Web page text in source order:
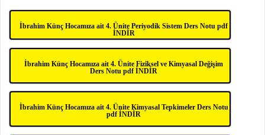
İbrahim Künç Hocamıza ait 4. Ünite Periyodik Sistem Ders Notu pdf
İNDİR
İbrahim Künç Hocamıza ait 4. Ünite Fiziksel ve Kimyasal Değişim
Ders Notu pdf İNDİR
İbrahim Künç Hocamıza ait 4. Ünite Kimyasal Tepkimeler Ders Notu
pdf İNDİR